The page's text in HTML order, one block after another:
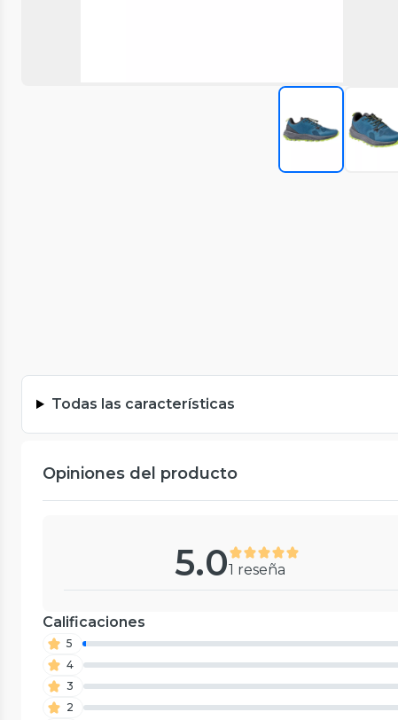
Todas las características
Opiniones del producto
5.01 reseña
Calificaciones
5
4
3
2